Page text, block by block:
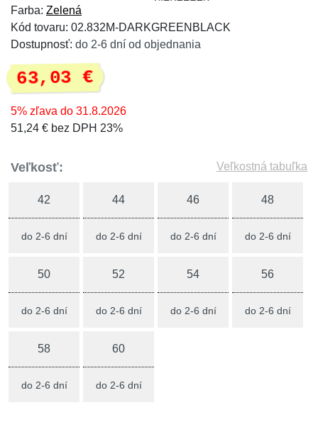
Farba: Zelená
Kód tovaru: 02.832M-DARKGREENBLACK
Dostupnosť: do 2-6 dní od objednania
63,03 €
5% zľava do 31.8.2026
51,24 € bez DPH 23%
Veľkosť: Veľkostná tabuľka
42
do 2-6 dní
44
do 2-6 dní
46
do 2-6 dní
48
do 2-6 dní
50
do 2-6 dní
52
do 2-6 dní
54
do 2-6 dní
56
do 2-6 dní
58
do 2-6 dní
60
do 2-6 dní